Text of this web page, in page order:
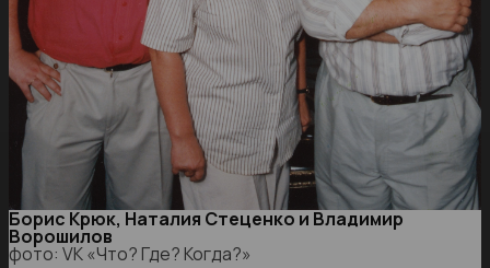
Борис Крюк, Наталия Стеценко и Владимир
Ворошилов
фото: VK «Что? Где? Когда?»